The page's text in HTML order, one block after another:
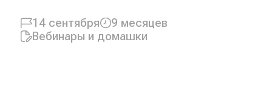
14 сентября
9 месяцев
Вебинары и домашки